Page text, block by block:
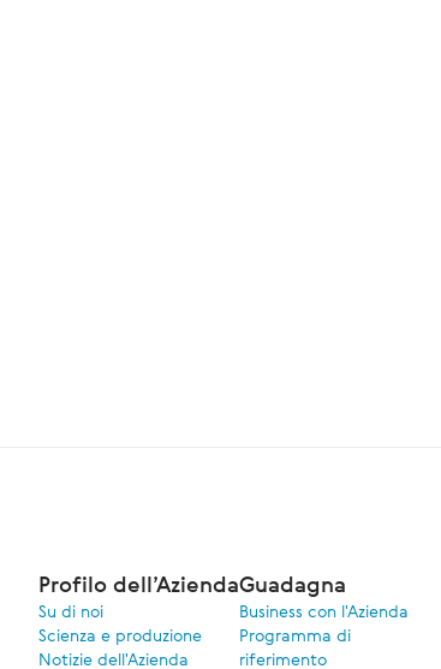
Profilo dell’Azienda
Su di noi
Scienza e produzione
Notizie dell'Azienda
Guadagna
Business con l'Azienda
Programma di
riferimento